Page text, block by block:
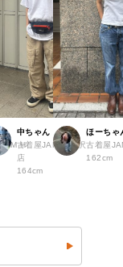
H
中ちゃん
古着屋JAM 下北沢
店
164cm
ほーちゃ
古着屋
162cm